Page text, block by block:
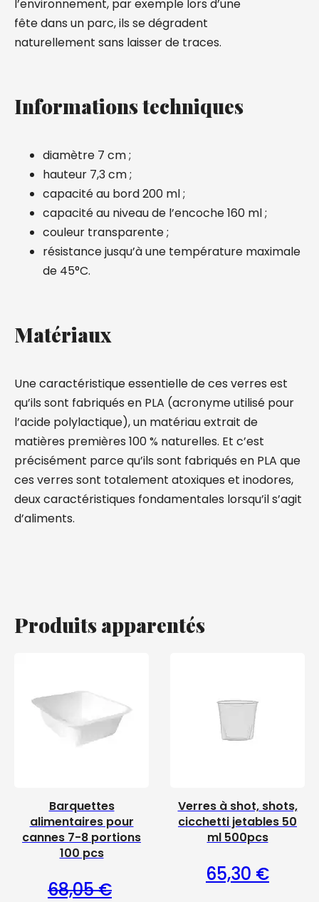
l’environnement, par exemple lors d’une
fête dans un parc, ils se dégradent
naturellement sans laisser de traces.
Informations techniques
diamètre 7 cm ;
hauteur 7,3 cm ;
capacité au bord 200 ml ;
capacité au niveau de l’encoche 160 ml ;
couleur transparente ;
résistance jusqu’à une température maximale
de 45°C.
Matériaux
Une caractéristique essentielle de ces verres est
qu’ils sont fabriqués en PLA (acronyme utilisé pour
l’acide polylactique), un matériau extrait de
matières premières 100 % naturelles. Et c’est
précisément parce qu’ils sont fabriqués en PLA que
ces verres sont totalement atoxiques et inodores,
deux caractéristiques fondamentales lorsqu’il s’agit
d’aliments.
Produits apparentés
Barquettes
alimentaires pour
cannes 7-8 portions
100 pcs
68,05€
Verres à shot, shots,
cicchetti jetables 50
ml 500pcs
65,30 €